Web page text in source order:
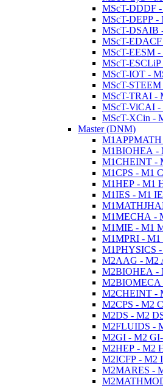
MScT-DDDF -
MScT-DEPP -
MScT-DSAIB
MScT-EDACF
MScT-EESM -
MScT-ESCLiP
MScT-IOT -
MScT-STEEM
MScT-TRAI -
MScT-ViCAI -
MScT-XCin -
Master (DNM)
M1APPMATH
M1BIOHEA -
M1CHEINT -
M1CPS - M1
M1HEP - M1
M1IES - M1
M1MECHA -
M1MIE - M1
M1MPRI - M1
M1PHYSICS
M2AAG - M2
M2BIOHEA -
M2BIOMECA
M2CHEINT -
M2CPS - M2
M2DS - M2
M2FLUIDS -
M2GI - M2 GI-
M2HEP - M2
M2ICFP - M2
M2MARES -